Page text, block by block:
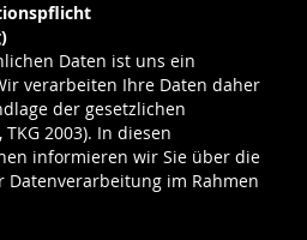
Daten ist uns ein
verarbeiten Ihre Daten daher
der gesetzlichen
TKG 2003). In diesen
informieren wir Sie über die
Datenverarbeitung im Rahmen